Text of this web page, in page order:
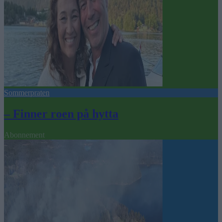
Sommerpraten
– Finner roen på hytta
Abonnement